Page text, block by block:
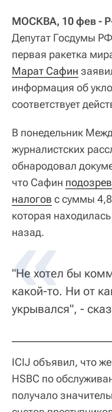
МОСКВА, 10 фев -
Депутат Госдумы
первая ракетка
Марат Сафин
информация об
соответствует
В понедельник
журналистских
обнародовал
что Сафин
налогов с суммы
которая
назад.
"Не хотел бы
какой-то. Ни от
укрывался", -
ICIJ объявил, что
HSBC по
получало